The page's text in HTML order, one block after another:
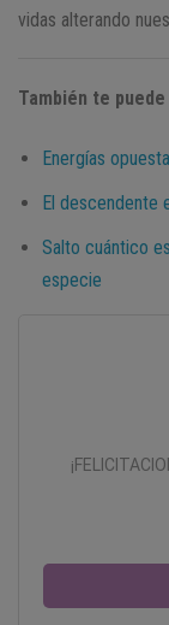
vidas alterando
También te
Energías
El descendente
Salto cuántico
especie